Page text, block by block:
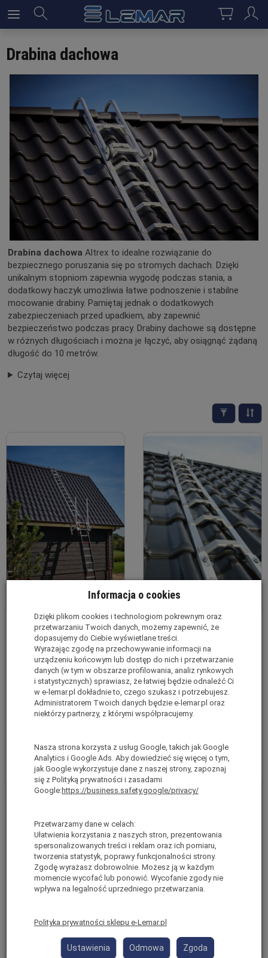
Drabina dachowa
Drabina dachowa Altrex to idealne rozwiązanie do
bezpiecznego poruszania się po stromych dachach. Dzięki
unikalnym stopniom zapewnia wygodę podczas stania, a
dodatkowy haczyk umożliwia łatwe podnoszenie i stabilne
mocowanie drabiny. Pamiętaj jednak o dodatkowych
zabezpieczeniach przed upadkiem, aby zapewnić
bezpieczeństwo podczas pracy. Drabiny dachowe są dostępne
w różnych długościach i można je łączyć, aby osiągnąć żądaną
długość do 10 metrów.
Czytaj więcej
Drabina dachowa 1x7-2m
ALTREX 507002
Ostatnie sztuki
brutto:1 329,00 zł*
(netto:1 080,49 zł)
Do koszyka
Drabina dachowa 1x10-3m
ALTREX 507003
Ostatnie sztuki
brutto:1 769,00 zł
(netto:1 438,21 zł
Do koszyka
Informacja o cookies
Dzięki plikom cookies i technologiom pokrewnym oraz
przetwarzaniu Twoich danych, możemy zapewnić, że
dopasujemy do Ciebie wyświetlane treści.
Wyrażając zgodę na przechowywanie informacji na
urządzeniu końcowym lub dostęp do nich i przetwarzanie
danych (w tym w obszarze profilowania, analiz rynkowych
i statystycznych) sprawiasz, że łatwiej będzie odnaleźć Ci
w e-lemar.pl dokładnie to, czego szukasz i potrzebujesz.
Administratorem Twoich danych będzie e-lemar.pl oraz
niektórzy partnerzy, z którymi współpracujemy.
Nasza strona korzysta z usług Google, takich jak Google
Analytics i Google Ads. Aby dowiedzieć się więcej o tym,
jak Google wykorzystuje dane z naszej strony, zapoznaj
się z Polityką prywatności i zasadami
Google:https://business.safety.google/privacy/
Przetwarzamy dane w celach:
Ułatwienia korzystania z naszych stron, prezentowania
spersonalizowanych treści i reklam oraz ich pomiaru,
tworzenia statystyk, poprawy funkcjonalności strony.
Zgodę wyrażasz dobrowolnie. Możesz ją w każdym
momencie wycofać lub ponowić. Wycofanie zgody nie
wpływa na legalność uprzedniego przetwarzania.
Polityka prywatności sklepu e-Lemar.pl
Ustawienia Odmowa Zgoda